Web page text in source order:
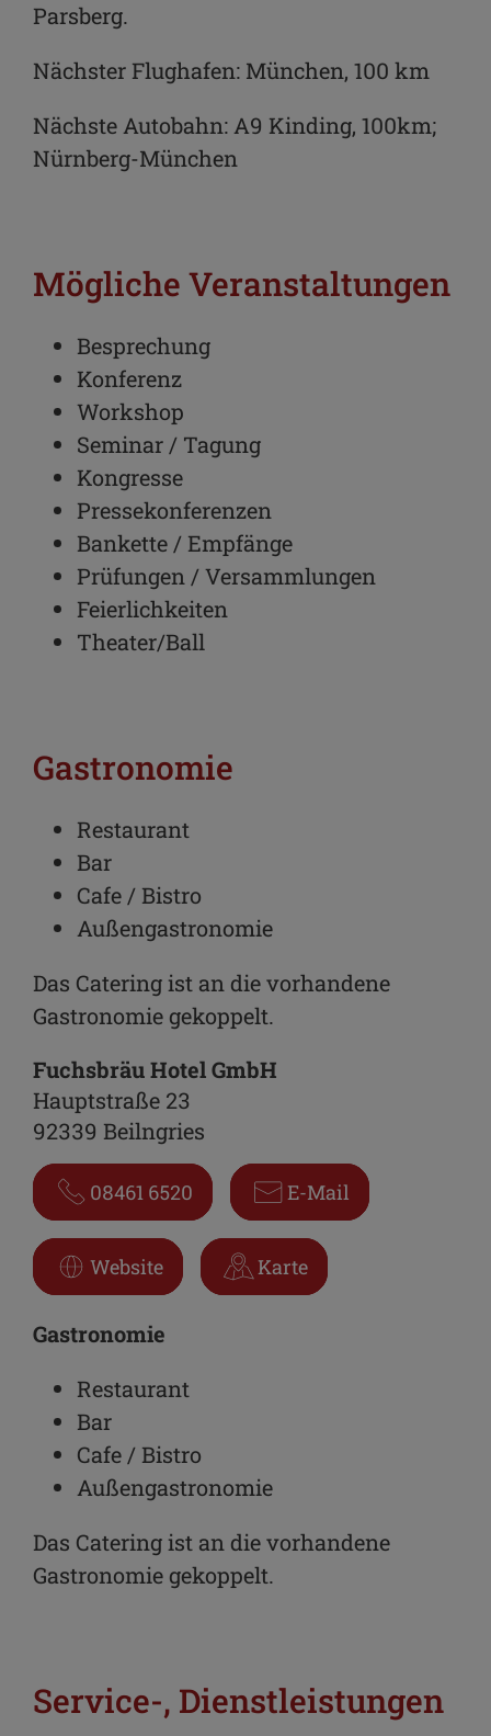
Parsberg.
Nächster Flughafen: München, 100 km
Nächste Autobahn: A9 Kinding, 100km;
Nürnberg-München
Mögliche Veranstaltungen
Besprechung
Konferenz
Workshop
Seminar / Tagung
Kongresse
Pressekonferenzen
Bankette / Empfänge
Prüfungen / Versammlungen
Feierlichkeiten
Theater/Ball
Gastronomie
Restaurant
Bar
Cafe / Bistro
Außengastronomie
Das Catering ist an die vorhandene
Gastronomie gekoppelt.
Fuchsbräu Hotel GmbH
Hauptstraße 23
92339 Beilngries
08461 6520 E-Mail
Website Karte
Gastronomie
Restaurant
Bar
Cafe / Bistro
Außengastronomie
Das Catering ist an die vorhandene
Gastronomie gekoppelt.
Service-, Dienstleistungen